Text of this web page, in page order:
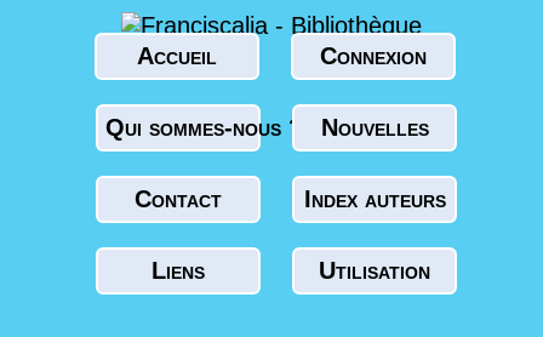
Accueil Connexion
Qui sommes-nous ? Nouvelles
Contact Index auteurs
Liens Utilisation